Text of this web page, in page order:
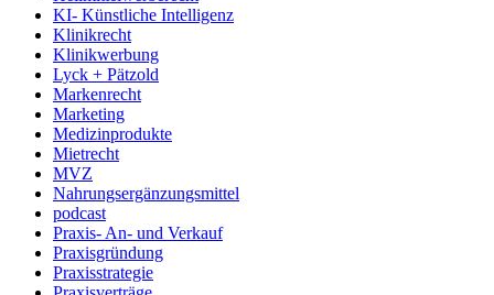
KI- Künstliche Intelligenz
Klinikrecht
Klinikwerbung
Lyck + Pätzold
Markenrecht
Marketing
Medizinprodukte
Mietrecht
MVZ
Nahrungsergänzungsmittel
podcast
Praxis- An- und Verkauf
Praxisgründung
Praxisstrategie